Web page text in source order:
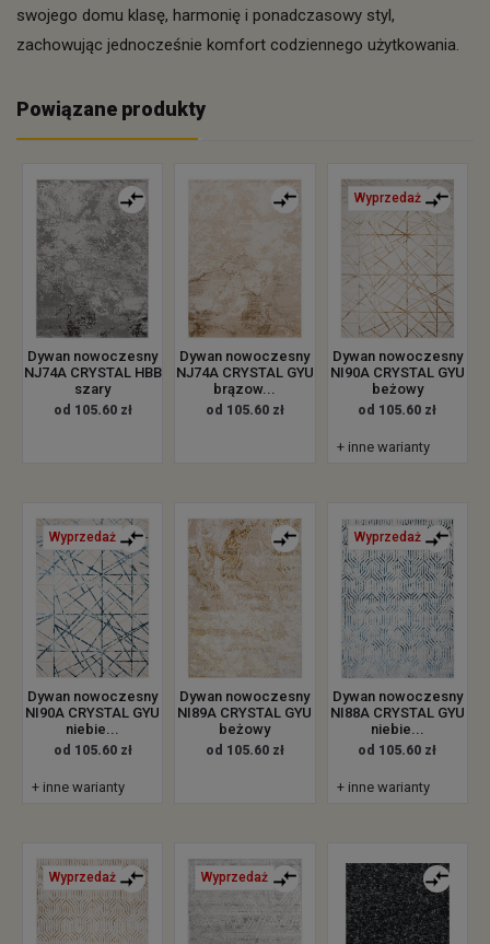
swojego domu klasę, harmonię i ponadczasowy styl,
zachowując jednocześnie komfort codziennego użytkowania.
Powiązane produkty
Dywan nowoczesny
NJ74A CRYSTAL HBB
szary
od 105.60 zł
Dywan nowoczesny
NJ74A CRYSTAL GYU
brązow...
od 105.60 zł
Wyprzedaż
Dywan nowoczesny
NI90A CRYSTAL GYU
beżowy
od 105.60 zł
+ inne warianty
Wyprzedaż
Dywan nowoczesny
NI90A CRYSTAL GYU
niebie...
od 105.60 zł
+ inne warianty
Dywan nowoczesny
NI89A CRYSTAL GYU
beżowy
od 105.60 zł
Wyprzedaż
Dywan nowoczesny
NI88A CRYSTAL GYU
niebie...
od 105.60 zł
+ inne warianty
Wyprzedaż Wyprzedaż